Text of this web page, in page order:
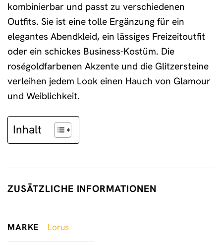
kombinierbar und passt zu verschiedenen
Outfits. Sie ist eine tolle Ergänzung für ein
elegantes Abendkleid, ein lässiges Freizeitoutfit
oder ein schickes Business-Kostüm. Die
roségoldfarbenen Akzente und die Glitzersteine
verleihen jedem Look einen Hauch von Glamour
und Weiblichkeit.
Inhalt
ZUSÄTZLICHE INFORMATIONEN
MARKE Lorus